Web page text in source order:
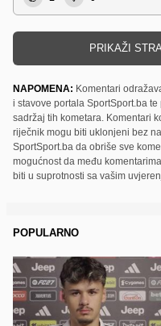
PRIKAŽI
NAPOMENA: Komentari
i stavove portala SportSport.ba
sadržaj tih kometara. Komentari
riječnik mogu biti uklonjeni bez
SportSport.ba da obriše sve
mogućnost da među
biti u suprotnosti sa vašim
POPULARNO